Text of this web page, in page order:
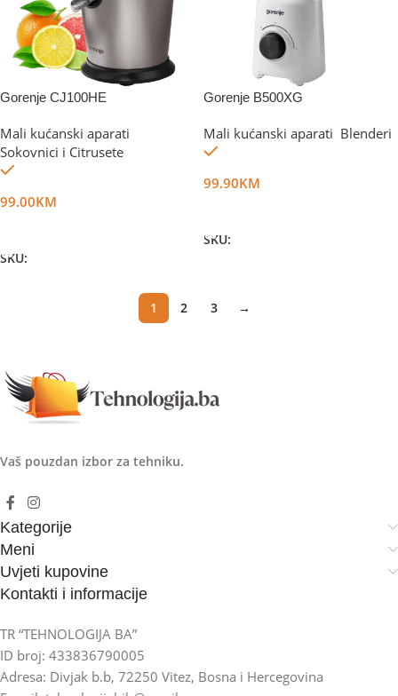
Gorenje CJ100HE
Mali kućanski aparati
Sokovnici i Citrusete
99.00KM
SKU:
Gorenje B500XG
Mali kućanski aparati Blenderi
99.90KM
SKU:
1 2 3 →
Vaš pouzdan izbor za tehniku.
Kategorije
Meni
Uvjeti kupovine
Kontakti i informacije
TR “TEHNOLOGIJA BA”
ID broj: 433836790005
Adresa: Divjak b.b, 72250 Vitez, Bosna i Hercegovina